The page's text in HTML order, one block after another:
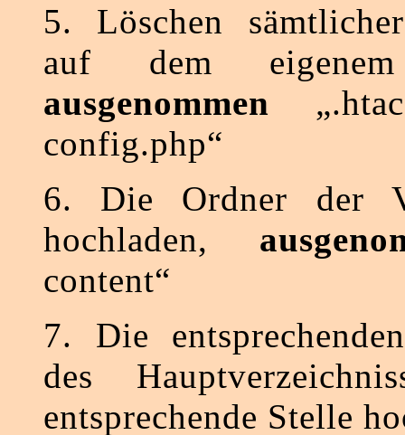
5. Löschen
auf dem eigenem
ausgenommen
config.php“
6. Die Ordner der
hochladen,
content“
7. Die
des
entsprechende Stelle